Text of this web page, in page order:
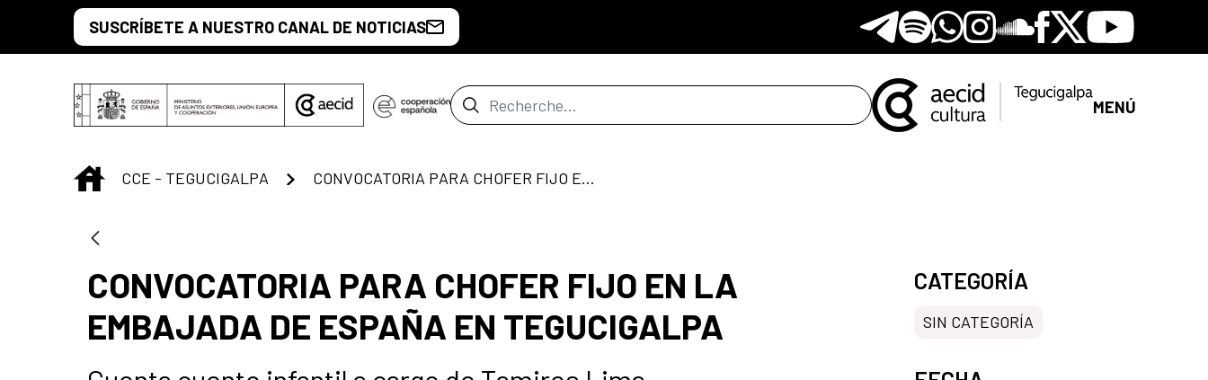
Saut au contenu principal
SUSCRÍBETE A NUESTRO CANAL DE NOTICIAS Telegram
SpotifyWhatsapp
Instagram
Soundclore
Facebook
X Youtube
Barre de recherche MENÚ
INICIO
CCE - TEGUCIGALPA CONVOCATORIA PARA CHOFER FIJO EN LA EMBAJADA DE ESPAÑA EN TEGUCIGALPA
CONVOCATORIA PARA CHOFER FIJO EN LA
EMBAJADA DE ESPAÑA EN TEGUCIGALPA
CATEGORÍA
SIN CATEGORÍA